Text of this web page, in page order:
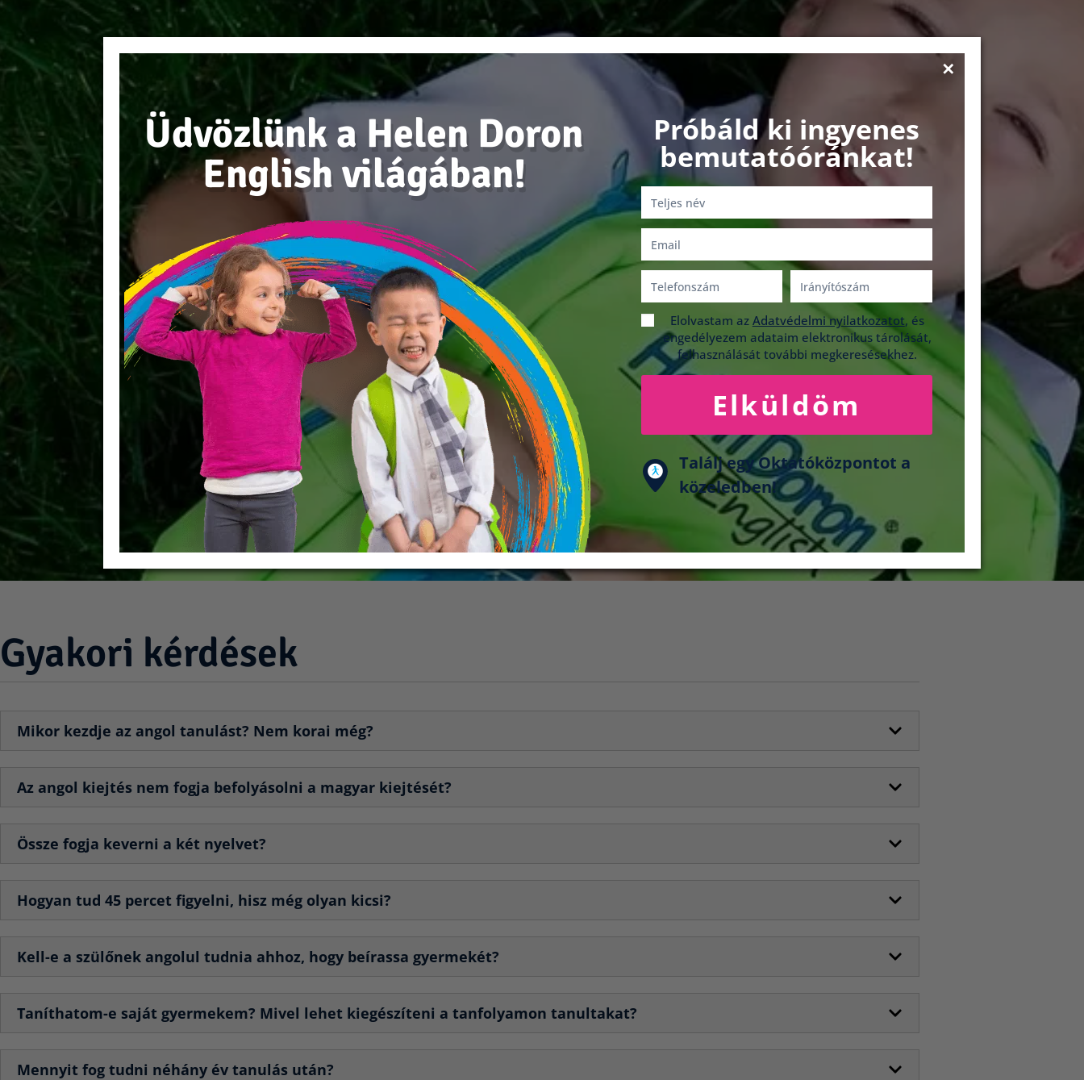
Gyakori kérdések
Mikor kezdje az angol tanulást? Nem korai még?
Az angol kiejtés nem fogja befolyásolni a magyar kiejtését?
Össze fogja keverni a két nyelvet?
Hogyan tud 45 percet figyelni, hisz még olyan kicsi?
Kell-e a szülőnek angolul tudnia ahhoz, hogy beírassa gyermekét?
Taníthatom-e saját gyermekem? Mivel lehet kiegészíteni a tanfolyamon tanultakat?
Mennyit fog tudni néhány év tanulás után?
Üdvözlünk a Helen Doron
English világában!
Próbáld ki ingyenes
bemutatóóránkat!
Elolvastam az Adatvédelmi nyilatkozatot, és
engedélyezem adataim elektronikus tárolását,
felhasználását további megkeresésekhez.
Elküldöm
Találj egy Oktatóközpontot a
közeledben!